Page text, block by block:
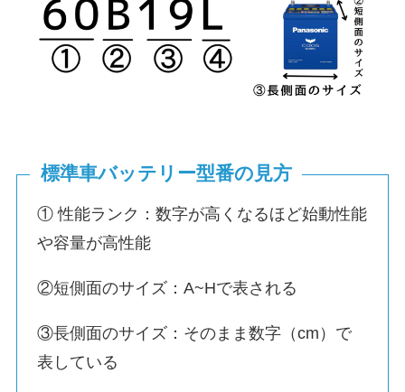
標準車バッテリー型番の見方
① 性能ランク：数字が高くなるほど始動性能
や容量が高性能
②短側面のサイズ：A~Hで表される
③長側面のサイズ：そのまま数字（cm）で
表している